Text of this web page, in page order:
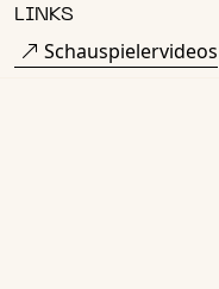
LINKS
Schauspielervideos